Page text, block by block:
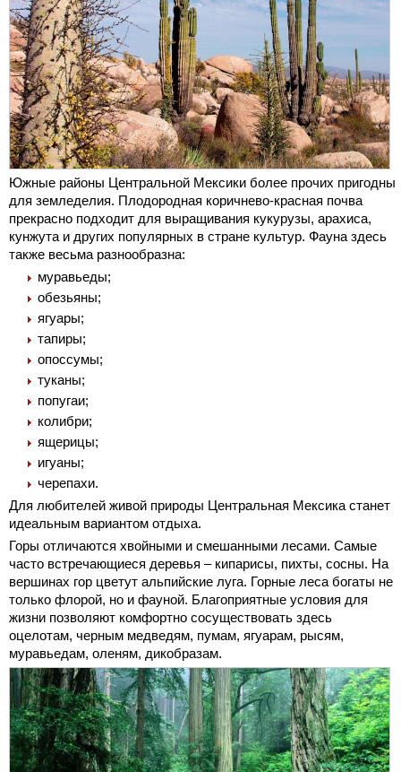
Южные районы Центральной Мексики более прочих пригодны
для земледелия. Плодородная коричнево-красная почва
прекрасно подходит для выращивания кукурузы, арахиса,
кунжута и других популярных в стране культур. Фауна здесь
также весьма разнообразна:
муравьеды;
обезьяны;
ягуары;
тапиры;
опоссумы;
туканы;
попугаи;
колибри;
ящерицы;
игуаны;
черепахи.
Для любителей живой природы Центральная Мексика станет
идеальным вариантом отдыха.
Горы отличаются хвойными и смешанными лесами. Самые
часто встречающиеся деревья – кипарисы, пихты, сосны. На
вершинах гор цветут альпийские луга. Горные леса богаты не
только флорой, но и фауной. Благоприятные условия для
жизни позволяют комфортно сосуществовать здесь
оцелотам, черным медведям, пумам, ягуарам, рысям,
муравьедам, оленям, дикобразам.